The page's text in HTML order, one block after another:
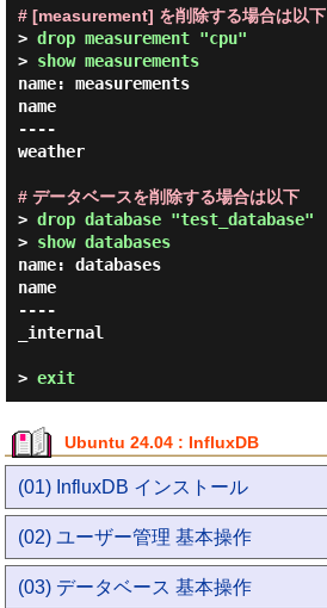
# [measurement] を削除する場合は以下
> drop measurement "cpu"
> show measurements
name: measurements
name
----
weather
# データベースを削除する場合は以下
> drop database "test_database"
> show databases
name: databases
name
----
_internal
> exit
Ubuntu 24.04 : InfluxDB
(01) InfluxDB インストール
(02) ユーザー管理 基本操作
(03) データベース 基本操作